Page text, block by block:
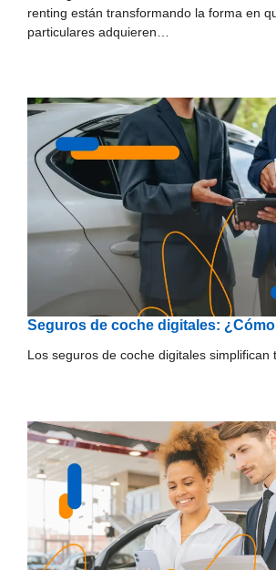
renting están transformando la forma en
particulares adquieren…
Seguros de coche digitales:
Los seguros de coche digitales simplifican